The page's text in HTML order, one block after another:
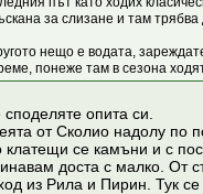
за слизане и там
нещо е водата,
понеже там в сезона
опита си.
от Сколио надолу по
клатещи се камъни и с
доста с малко. От
из Рила и Пирин. Тук